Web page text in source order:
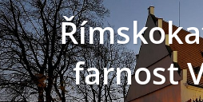
farnost